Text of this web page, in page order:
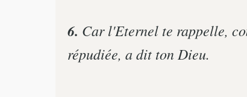
6. Car l'Eternel te rappelle,
répudiée, a dit ton Dieu.